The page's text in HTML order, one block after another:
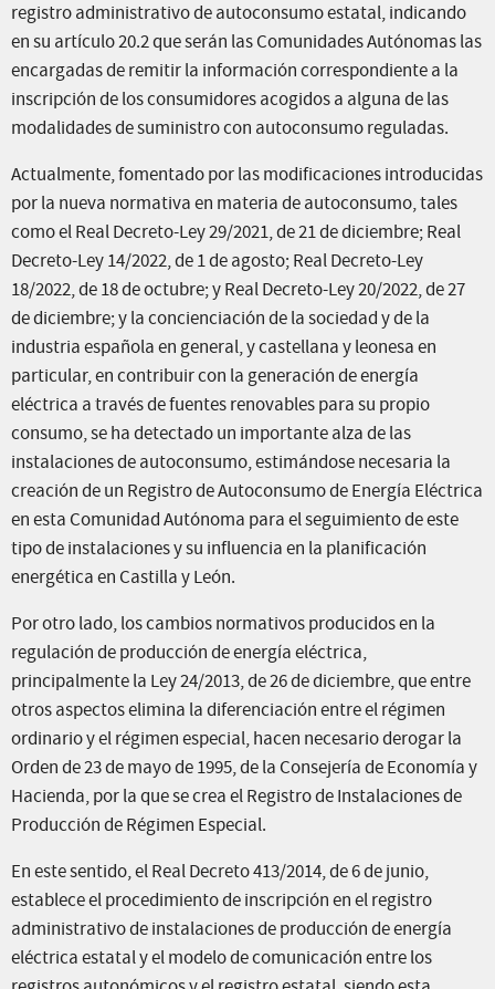
registro administrativo de autoconsumo estatal, indicando
en su artículo 20.2 que serán las Comunidades Autónomas las
encargadas de remitir la información correspondiente a la
inscripción de los consumidores acogidos a alguna de las
modalidades de suministro con autoconsumo reguladas.
Actualmente, fomentado por las modificaciones introducidas
por la nueva normativa en materia de autoconsumo, tales
como el Real Decreto-Ley 29/2021, de 21 de diciembre; Real
Decreto-Ley 14/2022, de 1 de agosto; Real Decreto-Ley
18/2022, de 18 de octubre; y Real Decreto-Ley 20/2022, de 27
de diciembre; y la concienciación de la sociedad y de la
industria española en general, y castellana y leonesa en
particular, en contribuir con la generación de energía
eléctrica a través de fuentes renovables para su propio
consumo, se ha detectado un importante alza de las
instalaciones de autoconsumo, estimándose necesaria la
creación de un Registro de Autoconsumo de Energía Eléctrica
en esta Comunidad Autónoma para el seguimiento de este
tipo de instalaciones y su influencia en la planificación
energética en Castilla y León.
Por otro lado, los cambios normativos producidos en la
regulación de producción de energía eléctrica,
principalmente la Ley 24/2013, de 26 de diciembre, que entre
otros aspectos elimina la diferenciación entre el régimen
ordinario y el régimen especial, hacen necesario derogar la
Orden de 23 de mayo de 1995, de la Consejería de Economía y
Hacienda, por la que se crea el Registro de Instalaciones de
Producción de Régimen Especial.
En este sentido, el Real Decreto 413/2014, de 6 de junio,
establece el procedimiento de inscripción en el registro
administrativo de instalaciones de producción de energía
eléctrica estatal y el modelo de comunicación entre los